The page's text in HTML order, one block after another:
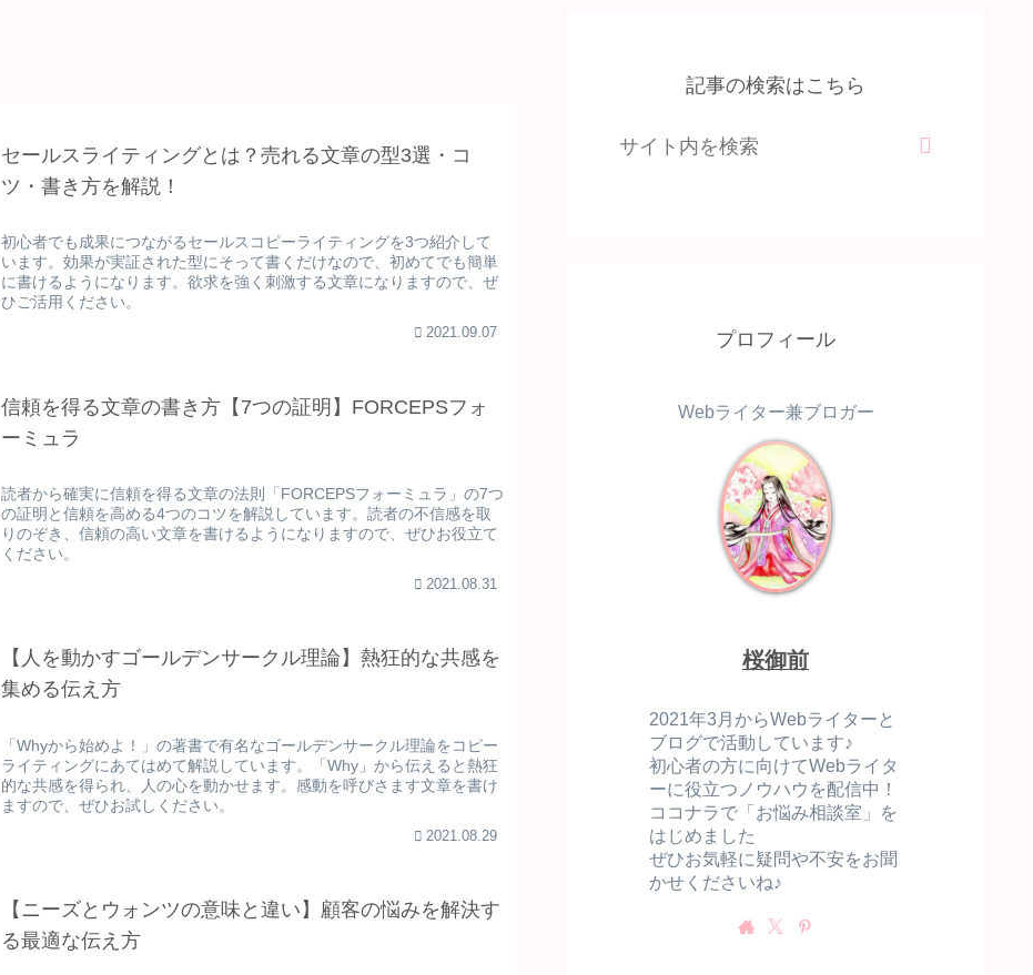
セールスライティングとは？売れる文章の型3選・コ
ツ・書き方を解説！
初心者でも成果につながるセールスコピーライティングを3つ紹介して
います。効果が実証された型にそって書くだけなので、初めてでも簡単
に書けるようになります。欲求を強く刺激する文章になりますので、ぜ
ひご活用ください。
2021.09.07
信頼を得る文章の書き方【7つの証明】FORCEPSフォ
ーミュラ
読者から確実に信頼を得る文章の法則「FORCEPSフォーミュラ」の7つ
の証明と信頼を高める4つのコツを解説しています。読者の不信感を取
りのぞき、信頼の高い文章を書けるようになりますので、ぜひお役立て
ください。
2021.08.31
【人を動かすゴールデンサークル理論】熱狂的な共感を
集める伝え方
「Whyから始めよ！」の著書で有名なゴールデンサークル理論をコピー
ライティングにあてはめて解説しています。「Why」から伝えると熱狂
的な共感を得られ、人の心を動かせます。感動を呼びさます文章を書け
ますので、ぜひお試しください。
2021.08.29
【ニーズとウォンツの意味と違い】顧客の悩みを解決す
る最適な伝え方
記事の検索はこちら
プロフィール
Webライター兼ブロガー
桜御前
2021年3月からWebライターと
ブログで活動しています♪
初心者の方に向けてWebライタ
ーに役立つノウハウを配信中！
ココナラで「お悩み相談室」を
はじめました
ぜひお気軽に疑問や不安をお聞
かせくださいね♪